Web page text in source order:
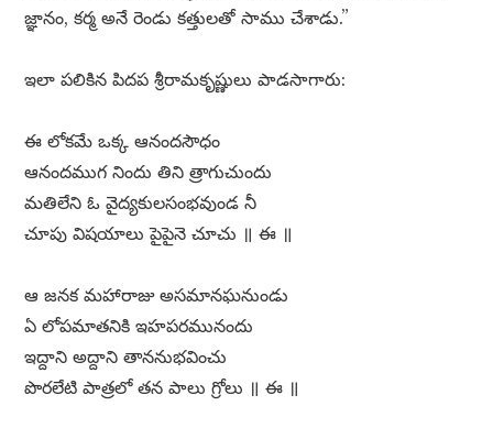
జ్ఞానం, కర్మ అనే రెండు కత్తులతో సాము చేశాడు.”
ఇలా పలికిన పిదప శ్రీరామకృష్ణులు పాడసాగారు:
ఈ లోకమే ఒక్క ఆనందసౌధం
ఆనందముగ నిందు తిని త్రాగుచుందు
మతిలేని ఓ వైద్యకులసంభవుండ నీ
చూపు విషయాలు పైపైనె చూచు ॥ ఈ ॥
ఆ జనక మహారాజు అసమానఘనుండు
ఏ లోపమాతనికి ఇహపరమునందు
ఇద్దాని అద్దాని తాననుభవించు
పొరలేటి పాత్రలో తన పాలు గ్రోలు ॥ ఈ ॥